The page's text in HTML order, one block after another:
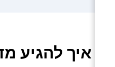
איך להגיע